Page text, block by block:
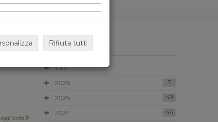
tutto
ARCHIVIO
Tutti
2026
7
2025 49
2024 46
Rifiuta tutti